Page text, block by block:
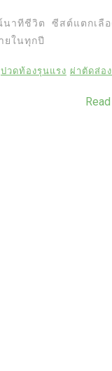
าทีชีวิต ซีสต์แตกเลื
ยในทุกปี
ปวดท้องรุนแรง ผ่าตัดส่อ